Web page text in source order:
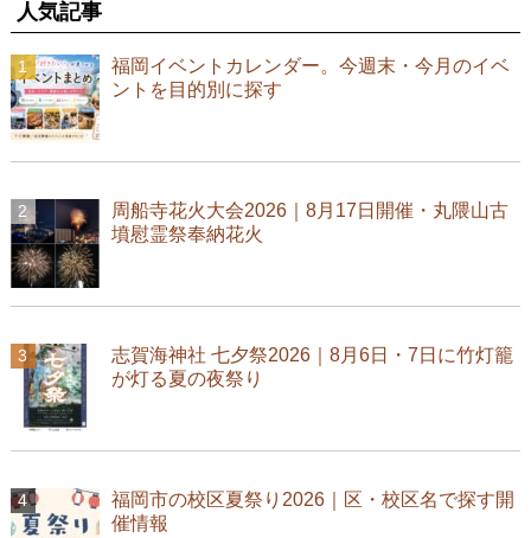
人気記事
福岡イベントカレンダー。今週末・今月のイベ
ントを目的別に探す
周船寺花火大会2026｜8月17日開催・丸隈山古
墳慰霊祭奉納花火
志賀海神社 七夕祭2026｜8月6日・7日に竹灯籠
が灯る夏の夜祭り
福岡市の校区夏祭り2026｜区・校区名で探す開
催情報